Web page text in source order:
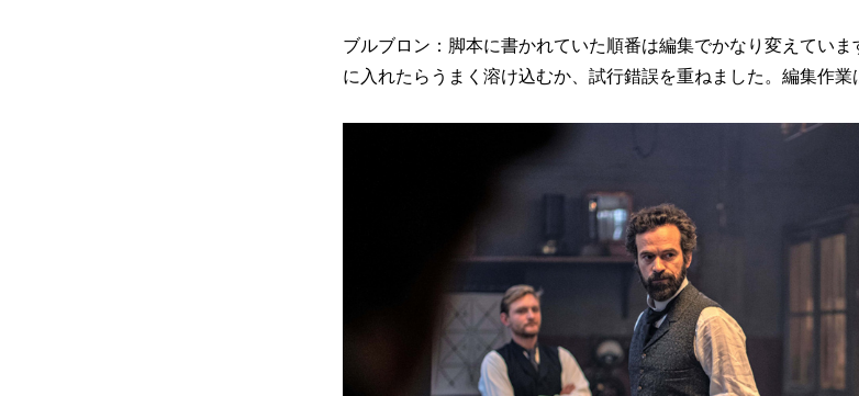
ブルブロン：脚本に書かれていた順番は編集でかなり変えてい
に入れたらうまく溶け込むか、試行錯誤を重ねました。編集作業